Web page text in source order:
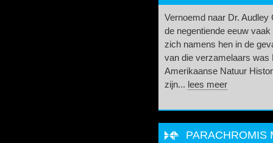
Vernoemd naar Dr.
de negentiende eeuw
zich namens hen in de
van die verzamelaars was
Amerikaanse Natuur
zijn... lees meer
PARACHROMIS